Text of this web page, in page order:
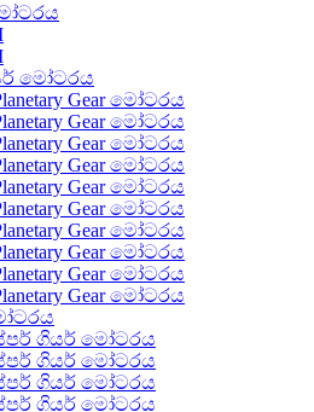
මෝටරය
Gear මෝටරය
Gear මෝටරය
Gear මෝටරය
Gear මෝටරය
Gear මෝටරය
Gear මෝටරය
Gear මෝටරය
Gear මෝටරය
Gear මෝටරය
Gear මෝටරය
ස්පර් ගියර් මෝටරය
ස්පර් ගියර් මෝටරය
ස්පර් ගියර් මෝටරය
ස්පර් ගියර් මෝටරය